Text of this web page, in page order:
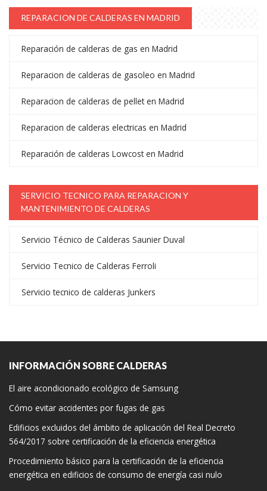
REPARACION DE CALDERAS EN MADRID
Reparación de calderas de gas en Madrid
Reparacion de calderas de gasoleo en Madrid
Reparacion de calderas de pellet en Madrid
Reparacion de calderas electricas en Madrid
Reparación de calderas Lowcost en Madrid
SERVICIO TECNICO PARA REPARACION Y
MANTENIMIENTO DE CALDERAS
Servicio Técnico de Calderas Saunier Duval
Servicio Tecnico de Calderas Ferroli
Servicio tecnico de calderas Junkers
INFORMACIÓN SOBRE CALDERAS
El aire acondicionado ecológico de Samsung
Cómo evitar accidentes por fugas de gas
Edificios excluidos del ámbito de aplicación del Real Decreto
564/2017 sobre certificación de la eficiencia energética
Procedimiento básico para la certificación de la eficiencia
energética en edificios de consumo de energía casi nulo